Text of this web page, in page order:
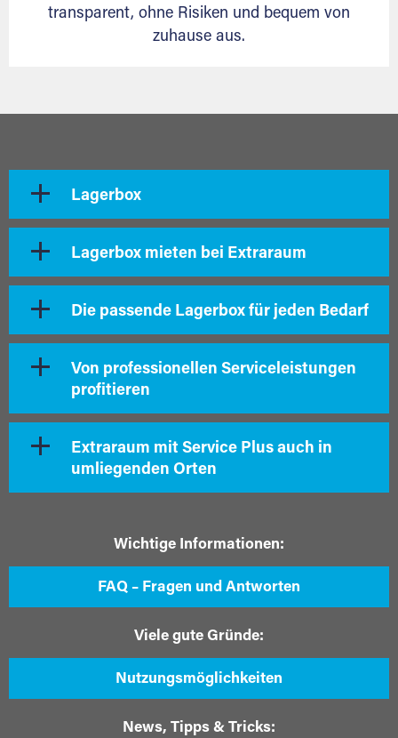
transparent, ohne Risiken und bequem von
zuhause aus.
Lagerbox
Lagerbox mieten bei Extraraum
Die passende Lagerbox für jeden Bedarf
Von professionellen Serviceleistungen
profitieren
Extraraum mit Service Plus auch in
umliegenden Orten
Wichtige Informationen:
FAQ – Fragen und Antworten
Viele gute Gründe:
Nutzungsmöglichkeiten
News, Tipps & Tricks: